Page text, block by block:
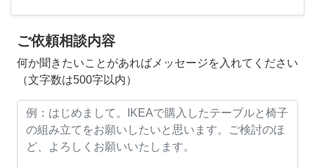
ご依頼相談内容
何か聞きたいことがあればメッセージを入れてください
（文字数は500字以内）